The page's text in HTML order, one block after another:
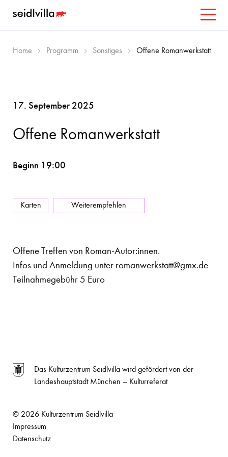
Home Programm Sonstiges Offene Romanwerkstatt
17. September 2025
Offene Romanwerkstatt
Beginn 19:00
Karten Weiterempfehlen
Offene Treffen von Roman-Autor:innen.
Infos und Anmeldung unter romanwerkstatt@gmx.de
Teilnahmegebühr 5 Euro
Das Kulturzentrum Seidlvilla wird gefördert von der
Landeshauptstadt München – Kulturreferat
© 2026 Kulturzentrum Seidlvilla
Impressum
Datenschutz